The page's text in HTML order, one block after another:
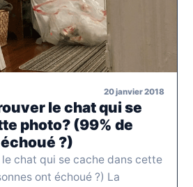
20 janvier 2018
le chat qui se
photo? (99% de
?)
chat qui se cache dans cette
ont échoué ?) La